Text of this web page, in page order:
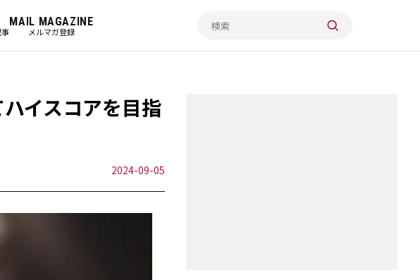
MAIL MAGAZINE
メルマガ登録
イスコアを目指
2024-09-05